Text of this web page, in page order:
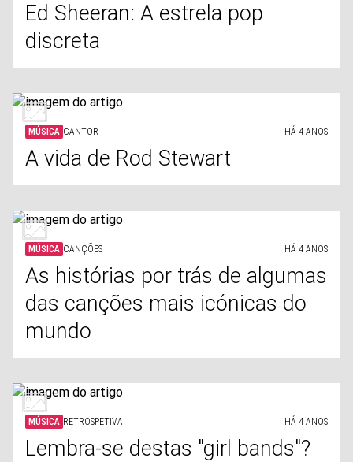
Ed Sheeran: A estrela pop
discreta
MÚSICA CANTOR HÁ 4 ANOS
A vida de Rod Stewart
MÚSICA CANÇÕES HÁ 4 ANOS
As histórias por trás de algumas
das canções mais icónicas do
mundo
MÚSICA RETROSPETIVA HÁ 4 ANOS
Lembra-se destas "girl bands"?